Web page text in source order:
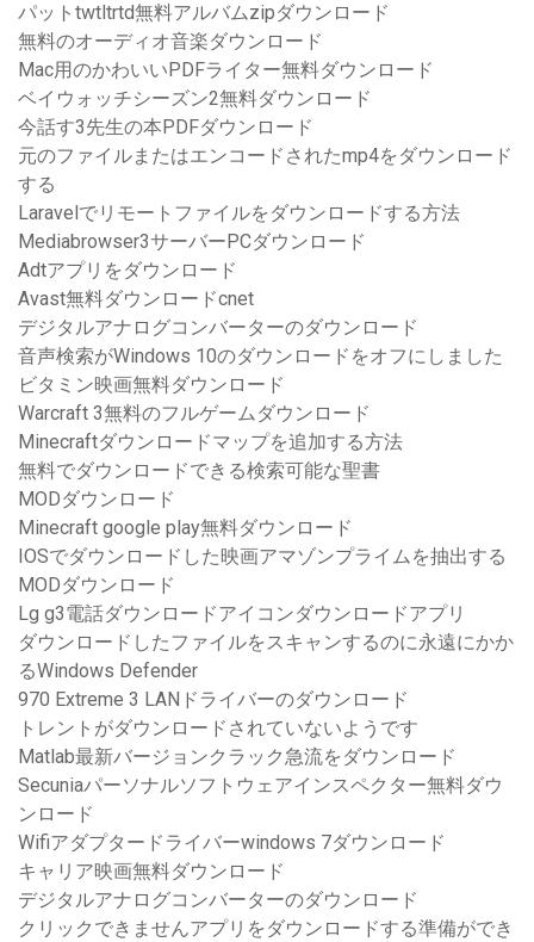
パットtwtltrtd無料アルバムzipダウンロード
無料のオーディオ音楽ダウンロード
Mac用のかわいいPDFライター無料ダウンロード
ベイウォッチシーズン2無料ダウンロード
今話す3先生の本PDFダウンロード
元のファイルまたはエンコードされたmp4をダウンロード
する
Laravelでリモートファイルをダウンロードする方法
Mediabrowser3サーバーPCダウンロード
Adtアプリをダウンロード
Avast無料ダウンロードcnet
デジタルアナログコンバーターのダウンロード
音声検索がWindows 10のダウンロードをオフにしました
ビタミン映画無料ダウンロード
Warcraft 3無料のフルゲームダウンロード
Minecraftダウンロードマップを追加する方法
無料でダウンロードできる検索可能な聖書
MODダウンロード
Minecraft google play無料ダウンロード
IOSでダウンロードした映画アマゾンプライムを抽出する
MODダウンロード
Lg g3電話ダウンロードアイコンダウンロードアプリ
ダウンロードしたファイルをスキャンするのに永遠にかか
るWindows Defender
970 Extreme 3 LANドライバーのダウンロード
トレントがダウンロードされていないようです
Matlab最新バージョンクラック急流をダウンロード
Secuniaパーソナルソフトウェアインスペクター無料ダウ
ンロード
Wifiアダプタードライバーwindows 7ダウンロード
キャリア映画無料ダウンロード
デジタルアナログコンバーターのダウンロード
クリックできませんアプリをダウンロードする準備ができ